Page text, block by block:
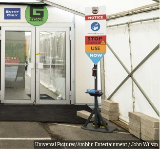
Universal Pictures/Amblin Entertainment / John Wilson